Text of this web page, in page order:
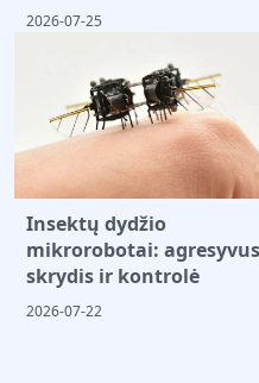
2026-07-25
Insektų dydžio
mikrorobotai: agresyvus
skrydis ir kontrolė
2026-07-22